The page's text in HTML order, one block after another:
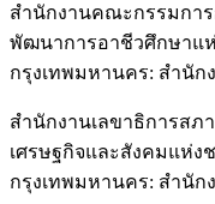
สำนักงานคณะกรรมการ
พัฒนาการอาชีวศึกษาแห่
กรุงเทพมหานคร: สำนั
สำนักงานเลขาธิการสภ
เศรษฐกิจและสังคมแห่ง
กรุงเทพมหานคร: สำนัก